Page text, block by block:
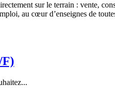
sur le terrain : vente,
au cœur d’enseignes de
F)